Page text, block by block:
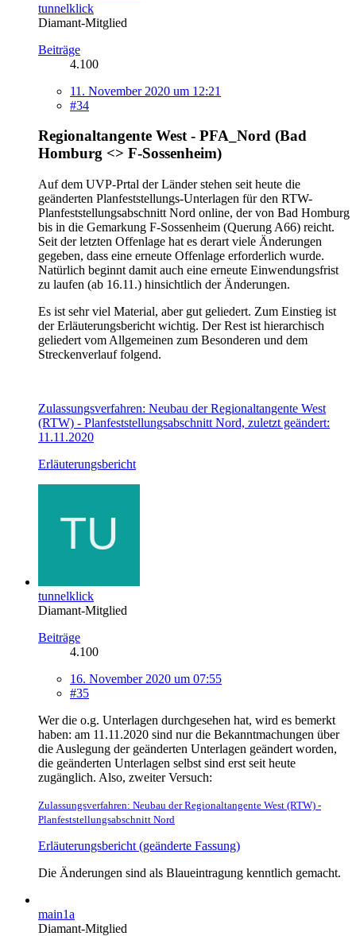
tunnelklick
Diamant-Mitglied
Beiträge
4.100
11. November 2020 um 12:21
#34
Regionaltangente West - PFA_Nord (Bad
Homburg <> F-Sossenheim)
Auf dem UVP-Prtal der Länder stehen seit heute die
geänderten Planfeststellungs-Unterlagen für den RTW-
Planfeststellungsabschnitt Nord online, der von Bad Homburg
bis in die Gemarkung F-Sossenheim (Querung A66) reicht.
Seit der letzten Offenlage hat es derart viele Änderungen
gegeben, dass eine erneute Offenlage erforderlich wurde.
Natürlich beginnt damit auch eine erneute Einwendungsfrist
zu laufen (ab 16.11.) hinsichtlich der Änderungen.
Es ist sehr viel Material, aber gut geliedert. Zum Einstieg ist
der Erläuterungsbericht wichtig. Der Rest ist hierarchisch
geliedert vom Allgemeinen zum Besonderen und dem
Streckenverlauf folgend.
Zulassungsverfahren: Neubau der Regionaltangente West
(RTW) - Planfeststellungsabschnitt Nord, zuletzt geändert:
11.11.2020
Erläuterungsbericht
tunnelklick
Diamant-Mitglied
Beiträge
4.100
16. November 2020 um 07:55
#35
Wer die o.g. Unterlagen durchgesehen hat, wird es bemerkt
haben: am 11.11.2020 sind nur die Bekanntmachungen über
die Auslegung der geänderten Unterlagen geändert worden,
die geänderten Unterlagen selbst sind erst seit heute
zugänglich. Also, zweiter Versuch:
Zulassungsverfahren: Neubau der Regionaltangente West (RTW) -
Planfeststellungsabschnitt Nord
Erläuterungsbericht (geänderte Fassung)
Die Änderungen sind als Blaueintragung kenntlich gemacht.
main1a
Diamant-Mitglied